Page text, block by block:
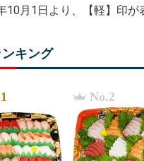
10月1日より、【軽】印が
キング
No.2